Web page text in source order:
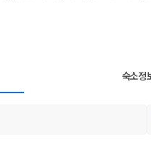
면책금, 보상 한도, 옵션 비용,
숙소정